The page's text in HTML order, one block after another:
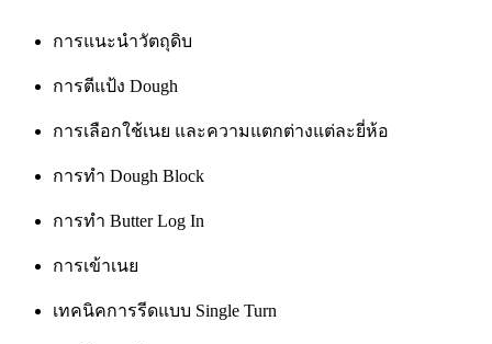
การแนะนำวัตถุดิบ
การตีแป้ง Dough
การเลือกใช้เนย และความแตกต่างแต่ละยี่ห้อ
การทำ Dough Block
การทำ Butter Log In
การเข้าเนย
เทคนิคการรีดแบบ Single Turn